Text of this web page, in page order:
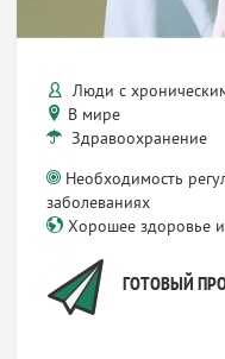
Люди с
В мире
Здравоохранение
Необходимость
заболеваниях
Хорошее здоровье
ГОТОВЫЙ